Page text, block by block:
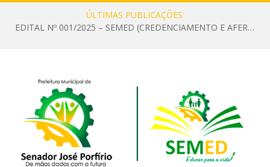
ÚLTIMAS PUBLICAÇÕES:
EDITAL Nº 001/2025 – SEMED (CREDENCIAMENTO E AFERIÇÃO DE CRITÉRIOS TÉCNICOS DE MÉRITO E DESEMPENHO PARA PROVIMENTO DO CARGO OU FUNÇÃO DE GESTOR ESCOLAR DAS UNIDADES DE ENSINO DA REDE MUNICIPAL DE SENADOR JO)